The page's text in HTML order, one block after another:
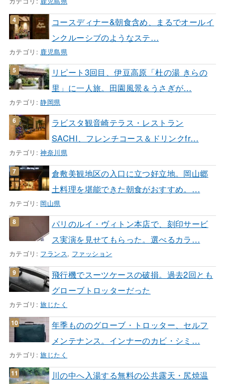
コースディナー&朝食含め、まるでオールイ
ンクルーシブのようなステ…
カテゴリ: 鹿児島県
リピート3回目、伊豆高原「杜の湯 きらの
里」に一人旅。田園風景＆うさぎが…
カテゴリ:静岡県
ラビスタ観音崎テラス・レストラン
SACHI、フレンチコース＆ドリンクfr…
カテゴリ:神奈川県
倉敷美観地区の入口に立つ好立地。岡山郷
土料理を堪能できた朝食がおすすめ。…
カテゴリ: 岡山県
パリのルイ・ヴィトン本店で、刻印サービ
ス実演を見せてもらった。選べるカラ…
カテゴリ: フランス, ファッション
飛行機でスーツケースの破損。過去2回とも
グローブトロッターだった
カテゴリ:旅じたく
年季もののグローブ・トロッター、セルフ
メンテナンス。インナーのカビ・シミ…
カテゴリ:旅じたく
川の中へ入湯する無料の公共露天・尻焼温